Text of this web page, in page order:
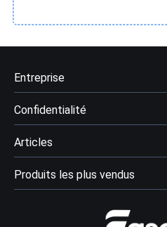
Entreprise
À Propos
Avis & récompenses
Contactez EaseUS
Confidentialité
Désinstaller
Politique de remboursement
Articles
Récupération des données
Avis logiciel récupération données
Produits les plus vendus
Data Recovery Wizard Pro